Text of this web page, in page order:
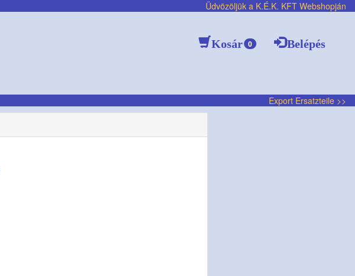
Üdvözöljük a K.É.K. KFT Webshopján
0
Kosár Belépés
Export Ersatzteile >>